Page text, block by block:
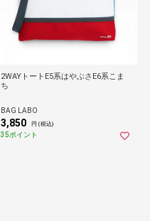
2WAYトートE5系はやぶさE6系こま
ち
BAG LABO
3,850 円 (税込)
35ポイント